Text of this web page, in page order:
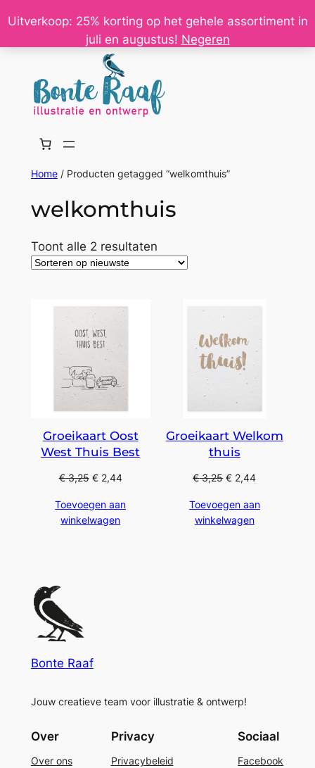
Uitverkoop: 25% korting op het gehele assortiment in
juli en augustus! Negeren
Ga
de
Home/ Producten getagged “welkomthuis”
welkomthuis
Toont alle 2 resultatenGesorteerd
Groeikaart Oost
West Thuis Best
€3,25 €2,44
Toevoegen aan
winkelwagen
Groeikaart Welkom
thuis
€3,25 € 2,44
Toevoegen aan
winkelwagen
Bonte Raaf
Jouw creatieve team voor illustratie & ontwerp!
Over
Over ons
Privacy
Privacybeleid
Sociaal
Facebook